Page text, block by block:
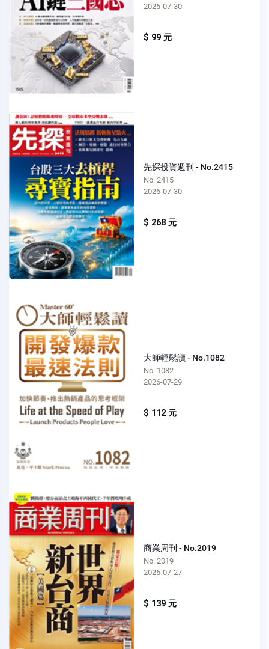
2026-07-30
$ 99 元
先探投資週刊 - No.2415
No. 2415
2026-07-30
$ 268 元
大師輕鬆讀 - No.1082
No. 1082
2026-07-29
$ 112 元
商業周刊 - No.2019
No. 2019
2026-07-27
$ 139 元